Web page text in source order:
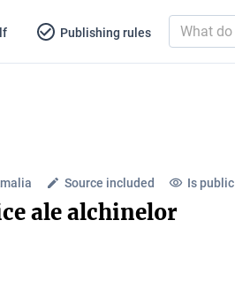
Publishing rules
Source included Is public
ale alchinelor